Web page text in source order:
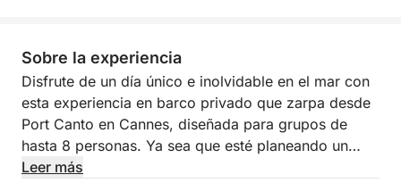
Sobre la experiencia
Disfrute de un día único e inolvidable en el mar con
esta experiencia en barco privado que zarpa desde
Port Canto en Cannes, diseñada para grupos de
hasta 8 personas. Ya sea que esté planeando un
cumpleaños, una despedida de soltero/a o
Leer más